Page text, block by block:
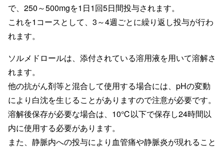
で、250～500mgを1日1回5日間投与されます。
これを1コースとして、3～4週ごとに繰り返し投与が行わ
れます。
ソルメドロールは、添付されている溶用液を用いて溶解さ
れます。
他の抗がん剤等と混合して使用する場合には、pHの変動
により白沈を生じることがありますので注意が必要です。
溶解後保存が必要な場合は、10℃以下で保存し24時間以
内に使用する必要があります。
また、静脈内への投与により血管痛や静脈炎が現れること